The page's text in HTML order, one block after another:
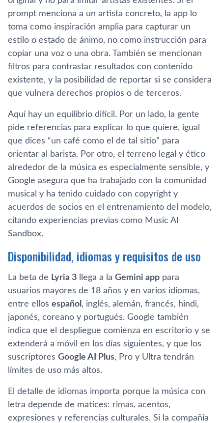
prompt menciona a un artista concreto, la app lo
toma como inspiración amplia para capturar un
estilo o estado de ánimo, no como instrucción para
copiar una voz o una obra. También se mencionan
filtros para contrastar resultados con contenido
existente, y la posibilidad de reportar si se considera
que vulnera derechos propios o de terceros.
Aquí hay un equilibrio difícil. Por un lado, la gente
pide referencias para explicar lo que quiere, igual
que dices “un café como el de tal sitio” para
orientar al barista. Por otro, el terreno legal y ético
alrededor de la música es especialmente sensible, y
Google asegura que ha trabajado con la comunidad
musical y ha tenido cuidado con copyright y
acuerdos de socios en el entrenamiento del modelo,
citando experiencias previas como Music AI
Sandbox.
Disponibilidad, idiomas y requisitos de uso
La beta de Lyria 3 llega a la Gemini app para
usuarios mayores de 18 años y en varios idiomas,
entre ellos español , inglés, alemán, francés, hindi,
japonés, coreano y portugués. Google también
indica que el despliegue comienza en escritorio y se
extenderá a móvil en los días siguientes, y que los
suscriptores Google AI Plus, Pro y Ultra tendrán
límites de uso más altos.
El detalle de idiomas importa porque la música con
letra depende de matices: rimas, acentos,
expresiones y referencias culturales. Si la compañía